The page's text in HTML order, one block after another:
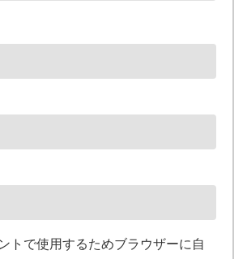
トで使用するためブラウザーに自